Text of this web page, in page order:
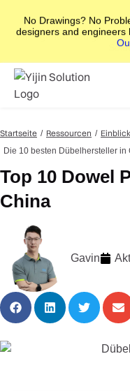
No Drawings? No
designers and engineers
Startseite Ressourcen
Die 10 besten Dübelhersteller in
Top 10 Dowel
China
Gavin